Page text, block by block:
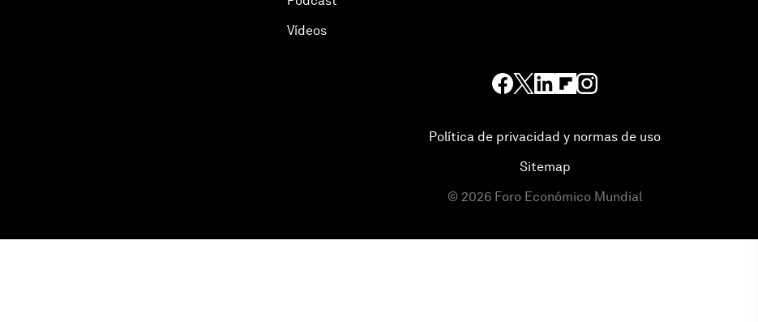
Vídeos
Política de privacidad y normas de uso
Sitemap
© 2026 Foro Económico Mundial